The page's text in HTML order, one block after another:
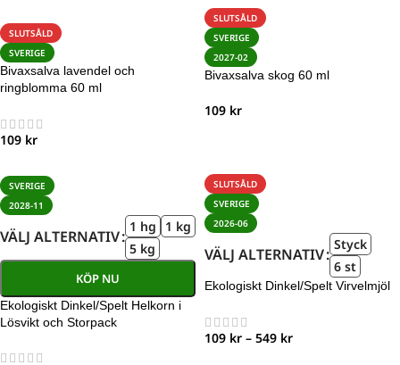
SLUTSÅLD
SVERIGE
Bivaxsalva lavendel och
ringblomma 60 ml
109 kr
SLUTSÅLD
SVERIGE
2027-02
Bivaxsalva skog 60 ml
109 kr
SVERIGE
2028-11
VÄLJ ALTERNATIV
1 hg
1 kg
5 kg
KÖP NU
Ekologiskt Dinkel/Spelt Helkorn i
Lösvikt och Storpack
SLUTSÅLD
SVERIGE
2026-06
VÄLJ ALTERNATIV
Styck
6 st
Ekologiskt Dinkel/Spelt Virvelmjöl
109 kr – 549 kr